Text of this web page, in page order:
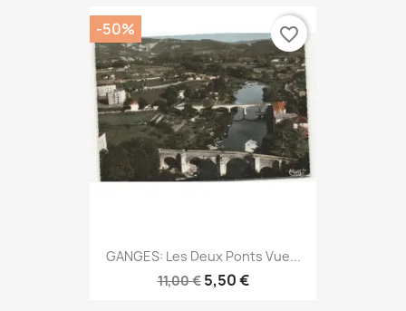
GANGES: Les Deux Ponts Vue...
11,00 € 5,50 €
-50% favorite_border